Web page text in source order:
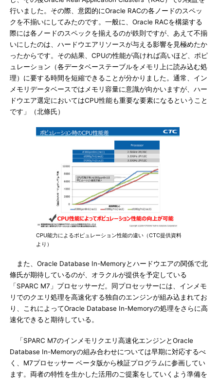
行いました。その際、意図的にOracle RACの各ノードのスペッ
クを不揃いにしてみたのです。一般に、Oracle RACを構築する
際には各ノードのスペックを揃えるのが鉄則ですが、あえて不揃
いにしたのは、ハードウエアリソースが与える影響を見極めたか
ったからです。その結果、CPUの性能が高ければ高いほど、ポピ
ュレーション（各データベーステーブルをメモリ上に読み込む処
理）に要する時間を短縮できることが分かりました。通常、イン
メモリデータベースではメモリ容量に意識が向かいますが、ハー
ドウエア選定においてはCPU性能も重要な要素になるということ
です」（北條氏）
CPU能力によるポピュレーション性能の違い（CTC提供資料
より）
また、Oracle Database In-Memoryとハードウエアの関係で北
條氏が期待しているのが、オラクルが提供を予定している
「SPARC M7」プロセッサーだ。同プロセッサーには、インメモ
リでのクエリ処理を高速化する独自のエンジンが組み込まれてお
り、これによってOracle Database In-Memoryの処理をさらに高
速化できると期待している。
「SPARC M7のインメモリクエリ高速化エンジンとOracle
Database In-Memoryの組み合わせについては早期に対応するべ
く、M7プロセッサー ベータ版から検証プログラムに参画してい
ます。両者の特性を生かした活用のご提案をしていくよう準備を